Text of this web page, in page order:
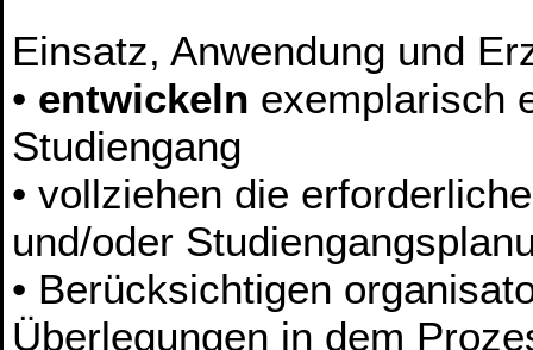
Einsatz, Anwendung und
• entwickeln exemplarisch
Studiengang
• vollziehen die
und/oder
• Berücksichtigen
Überlegungen in dem